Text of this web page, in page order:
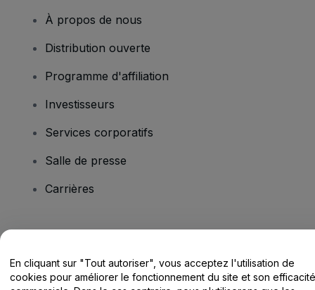
À propos de nous
Distribution ouverte
Programme d'affiliation
Investisseurs
Services corporatifs
Salle de presse
Carrières
Centre d'assistance / Nous contacter
En cliquant sur "Tout autoriser", vous acceptez l'utilisation de
cookies pour améliorer le fonctionnement du site et son efficacité